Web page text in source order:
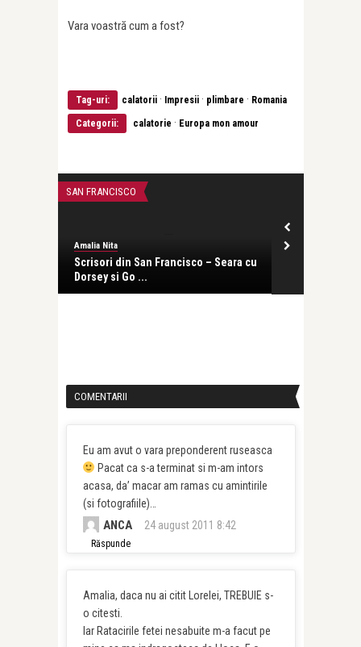
Vara voastră cum a fost?
Tag-uri: calatorii · Impresii · plimbare · Romania
Categorii: calatorie · Europa mon amour
SAN FRANCISCO
Amalia Nita
Scrisori din San Francisco – Seara cu
Dorsey si Go ...
COMENTARII
Eu am avut o vara preponderent ruseasca
Pacat ca s-a terminat si m-am intors
acasa, da’ macar am ramas cu amintirile
(si fotografiile)…
ANCA 24 august 2011 8:42
Răspunde
Amalia, daca nu ai citit Lorelei, TREBUIE s-
o citesti.
Iar Ratacirile fetei nesabuite m-a facut pe